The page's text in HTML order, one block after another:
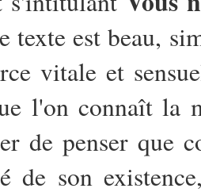
texte est beau,
vitale et
l'on connaît la
de penser que
de son